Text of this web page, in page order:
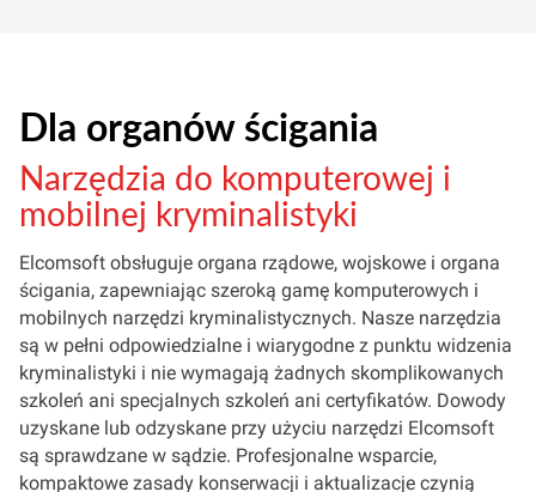
Dla organów ścigania
Narzędzia do komputerowej i
mobilnej kryminalistyki
Elcomsoft obsługuje organa rządowe, wojskowe i organa
ścigania, zapewniając szeroką gamę komputerowych i
mobilnych narzędzi kryminalistycznych. Nasze narzędzia
są w pełni odpowiedzialne i wiarygodne z punktu widzenia
kryminalistyki i nie wymagają żadnych skomplikowanych
szkoleń ani specjalnych szkoleń ani certyfikatów. Dowody
uzyskane lub odzyskane przy użyciu narzędzi Elcomsoft
są sprawdzane w sądzie. Profesjonalne wsparcie,
kompaktowe zasady konserwacji i aktualizacje czynią